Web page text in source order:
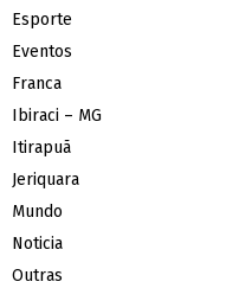
Esporte
Eventos
Franca
Ibiraci – MG
Itirapuã
Jeriquara
Mundo
Noticia
Outras